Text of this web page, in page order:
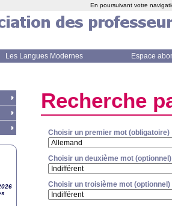
Les Langues Modernes
Espace
Recherche
Choisir un premier mot (obligatoire)
Choisir un deuxième mot (optionnel)
Choisir un troisième mot (optionnel)
En poursuivant votre